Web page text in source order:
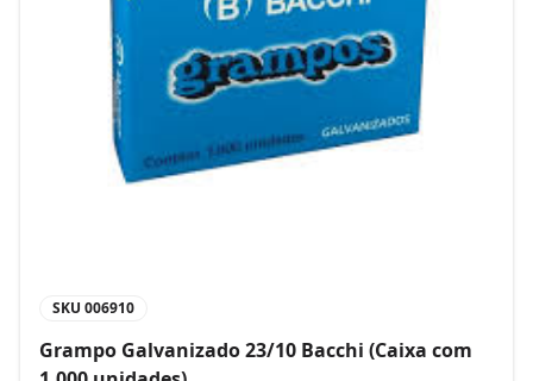
SKU 006910
Grampo Galvanizado 23/10 Bacchi (Caixa com